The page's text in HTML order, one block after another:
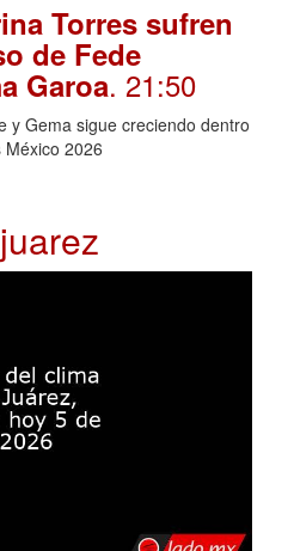
Torres sufren
de Fede
Garoa. 21:50
y Gema sigue creciendo dentro
2026